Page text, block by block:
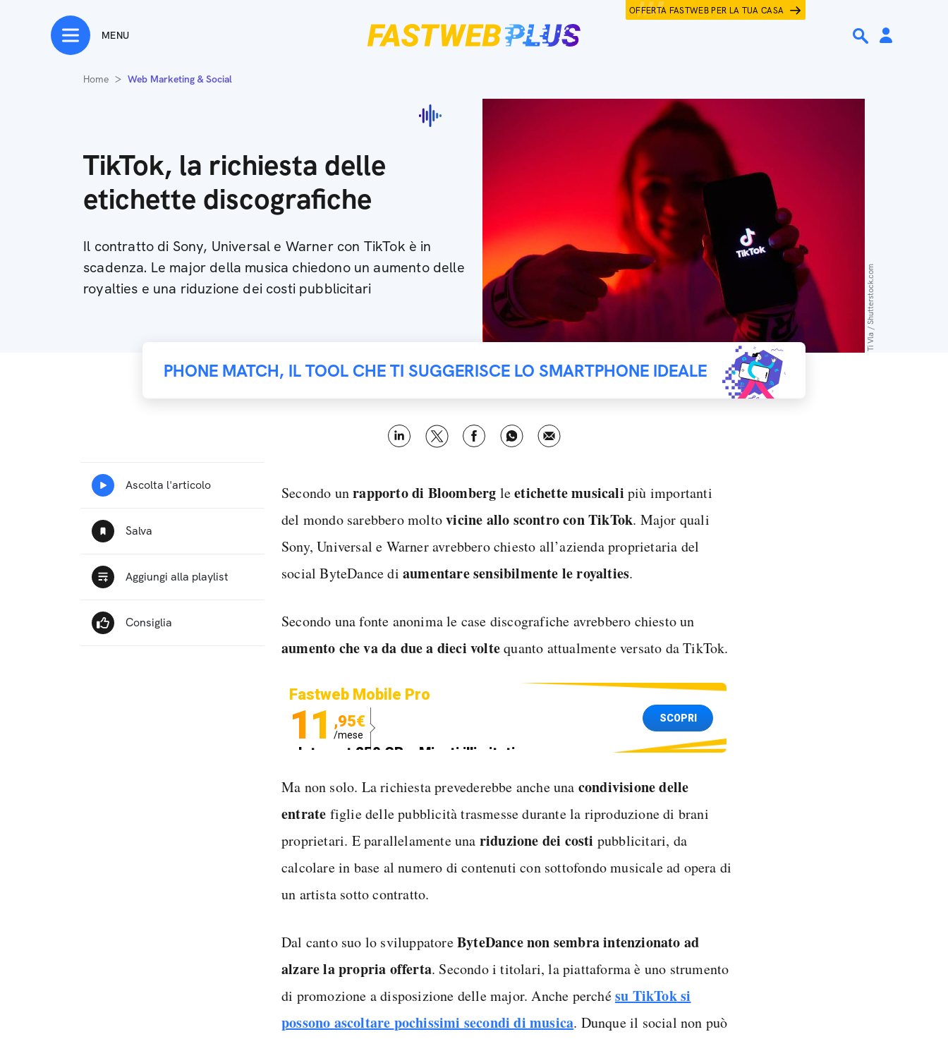
OFFERTA FASTWEB PER LA TUA CASA
MENU
Home Web Marketing & Social
TikTok, la richiesta delle
etichette discografiche
Il contratto di Sony, Universal e Warner con TikTok è in
scadenza. Le major della musica chiedono un aumento delle
royalties e una riduzione dei costi pubblicitari
Ti Vla / Shutterstock.com
PHONE MATCH, IL TOOL CHE TI SUGGERISCE LO SMARTPHONE IDEALE
Secondo unrapporto di Bloomberg leetichette musicali più importanti
del mondo sarebbero moltovicine allo scontro con TikTok. Major quali
Sony, Universal e Warner avrebbero chiesto all’azienda proprietaria del
social ByteDance di aumentare sensibilmente le royalties.
Secondo una fonte anonima le case discografiche avrebbero chiesto un
aumento che va da due a dieci voltequanto attualmente versato da TikTok.
Fastweb Mobile Pro
11 ,95€
/mese
Internet 250 GB e Minuti illimitati
SCOPRI
Ma non solo. La richiesta prevederebbe anche una condivisione delle
entrate figlie delle pubblicità trasmesse durante la riproduzione di brani
proprietari. E parallelamente una riduzione dei costi pubblicitari, da
calcolare in base al numero di contenuti con sottofondo musicale ad opera di
un artista sotto contratto.
Dal canto suo lo sviluppatoreByteDancenon sembra intenzionato ad
alzare la propria offerta. Secondo i titolari, la piattaforma è uno strumento
di promozione a disposizione delle major. Anche perchésu TikToksi
possono ascoltare pochissimi secondi di musica. Dunque il social non può